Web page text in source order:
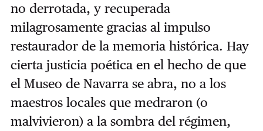
no derrotada, y recuperada
milagrosamente gracias al impulso
restaurador de la memoria histórica. Hay
cierta justicia poética en el hecho de que
el Museo de Navarra se abra, no a los
maestros locales que medraron (o
malvivieron) a la sombra del régimen,